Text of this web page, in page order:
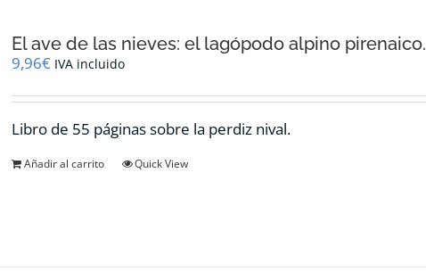
El ave de las nieves: el lagópodo alpino pirenaico.
9,96€ IVA incluido
Libro de 55 páginas sobre la perdiz nival.
Añadir al carrito Quick View